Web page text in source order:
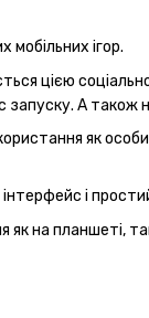
ігор.
цією
запуску. А
як
і
на планшеті,